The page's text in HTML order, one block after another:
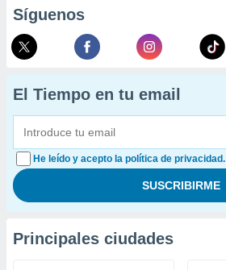
Síguenos
El Tiempo en tu email
He leído y acepto la política de privacidad.
Principales ciudades